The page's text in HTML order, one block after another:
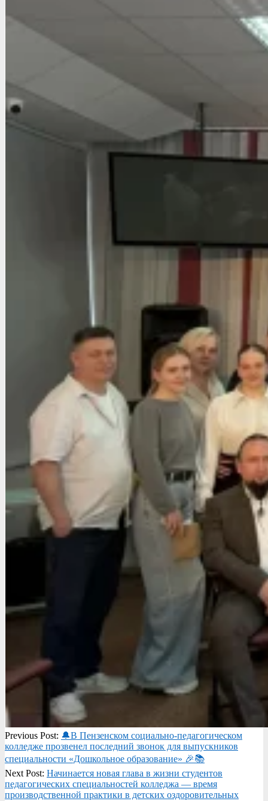
2026-
05-
29
Previous Post: 🔔В Пензенском социально-педагогическом
колледже прозвенел последний звонок для выпускников
специальности «Дошкольное образование» 🎉📚
Next Post: Начинается новая глава в жизни студентов
педагогических специальностей колледжа — время
производственной практики в детских оздоровительных